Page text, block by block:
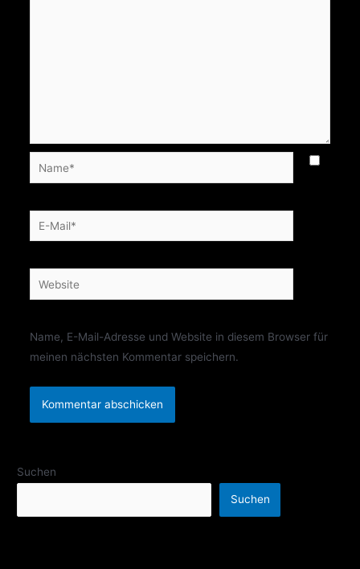
Name*
E-
Mail*
Website
Name, E-Mail-Adresse und Website in diesem Browser für
meinen nächsten Kommentar speichern.
Suchen
Suchen